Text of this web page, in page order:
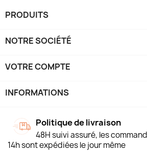
PRODUITS
NOTRE SOCIÉTÉ
VOTRE COMPTE
INFORMATIONS
Politique de livraison
48H suivi assuré, les
14h sont expédiées le jour même